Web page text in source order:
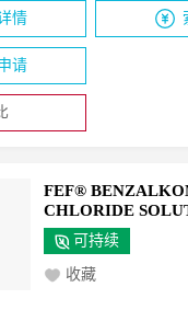
给成品配方增加难闻的气
氯化铵（约45%），苄基
。约50%活性成分
情
请
FEF®
CHLORIDE
可持续
收藏